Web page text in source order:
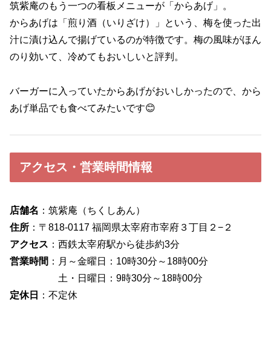
筑紫庵のもう一つの看板メニューが「からあげ」。
からあげは「煎り酒（いりざけ）」という、梅を使った出
汁に漬け込んで揚げているのが特徴です。梅の風味がほん
のり効いて、冷めてもおいしいと評判。
バーガーに入っていたからあげがおいしかったので、から
あげ単品でも食べてみたいです😊
アクセス・営業時間情報
店舗名 ：筑紫庵（ちくしあん）
住所 ：〒818-0117 福岡県太宰府市宰府３丁目２−２
アクセス ：西鉄太宰府駅から徒歩約3分
営業時間 ：月～金曜日：10時30分～18時00分
土・日曜日：9時30分～18時00分
定休日
：不定休